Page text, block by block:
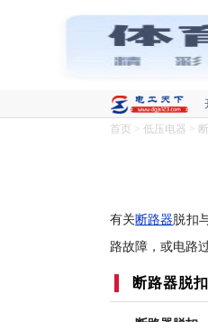
首页 > 低压电器 >
有关断路器脱扣
路故障，或电路
断路器脱